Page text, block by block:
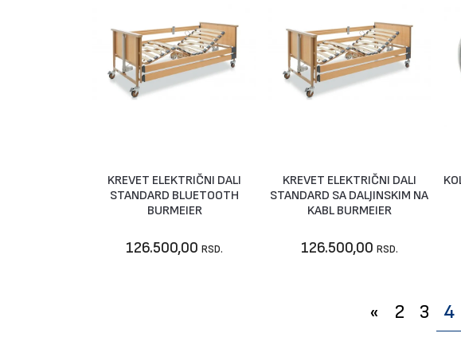
Nije dostupno
KREVET ELEKTRIČNI DALI
STANDARD BLUETOOTH
BURMEIER
126.500,00RSD.
U korpu
KREVET ELEKTRIČNI DALI
STANDARD SA DALJINSKIM NA
KABL BURMEIER
126.500,00 RSD.
« 2 3 4